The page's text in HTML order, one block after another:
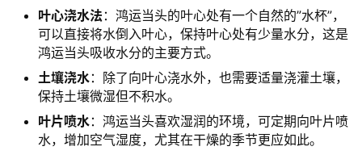
叶心浇水法 ：鸿运当头的叶心处有一个自然的”水杯”，
可以直接将水倒入叶心，保持叶心处有少量水分，这是
鸿运当头吸收水分的主要方式。
土壤浇水：除了向叶心浇水外，也需要适量浇灌土壤，
保持土壤微湿但不积水。
叶片喷水：鸿运当头喜欢湿润的环境，可定期向叶片喷
水，增加空气湿度，尤其在干燥的季节更应如此。